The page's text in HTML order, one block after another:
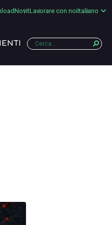
NovitLavorare con noiItaliano